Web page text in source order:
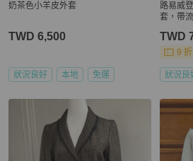
奶茶色小羊皮外套
TWD 6,500
狀況良好 本地 免運
路易威
套，帶
黑色 二
TWD
9 折
狀況良